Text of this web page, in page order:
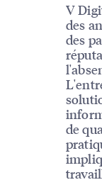
V
des
des
de